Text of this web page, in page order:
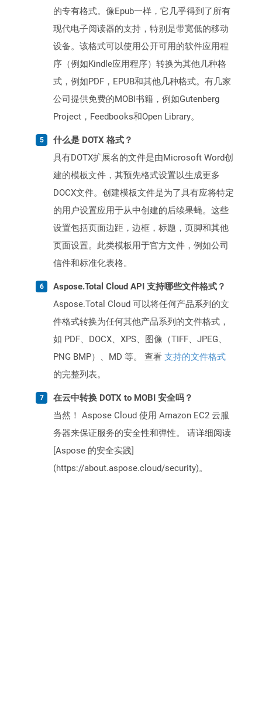
的专有格式。像Epub一样，它几乎得到了所有
现代电子阅读器的支持，特别是带宽低的移动
设备。该格式可以使用公开可用的软件应用程
序（例如Kindle应用程序）转换为其他几种格
式，例如PDF，EPUB和其他几种格式。有几家
公司提供免费的MOBI书籍，例如Gutenberg
Project，Feedbooks和Open Library。
什么是 DOTX 格式？
具有DOTX扩展名的文件是由Microsoft Word创
建的模板文件，其预先格式设置以生成更多
DOCX文件。创建模板文件是为了具有应将特定
的用户设置应用于从中创建的后续果蝇。这些
设置包括页面边距，边框，标题，页脚和其他
页面设置。此类模板用于官方文件，例如公司
信件和标准化表格。
Aspose.Total Cloud API 支持哪些文件格式？
Aspose.Total Cloud 可以将任何产品系列的文
件格式转换为任何其他产品系列的文件格式，
如 PDF、DOCX、XPS、图像（TIFF、JPEG、
PNG BMP）、MD 等。 查看 支持的文件格式
的完整列表。
在云中转换 DOTX to MOBI 安全吗？
当然！ Aspose Cloud 使用 Amazon EC2 云服
务器来保证服务的安全性和弹性。 请详细阅读
[Aspose 的安全实践]
(https://about.aspose.cloud/security)。